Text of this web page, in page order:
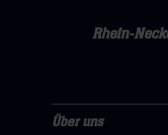
Rhein-
Über uns